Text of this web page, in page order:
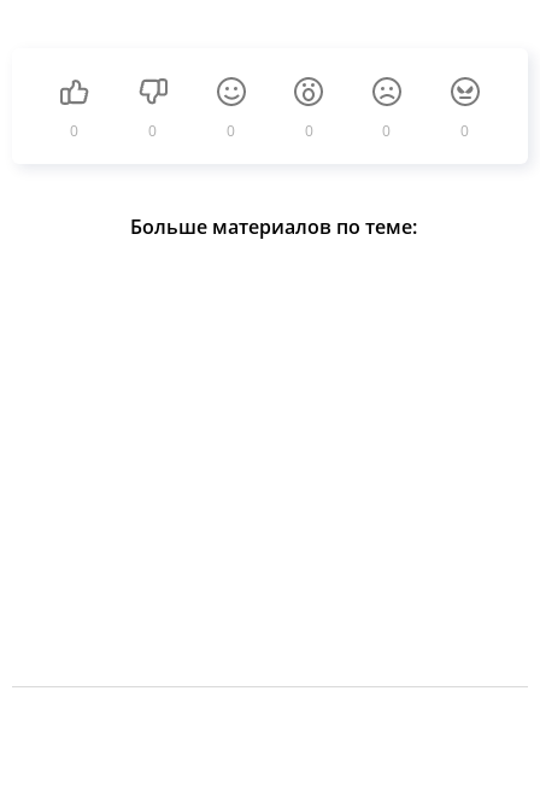
0 0 0 0 0 0
Больше материалов по теме: